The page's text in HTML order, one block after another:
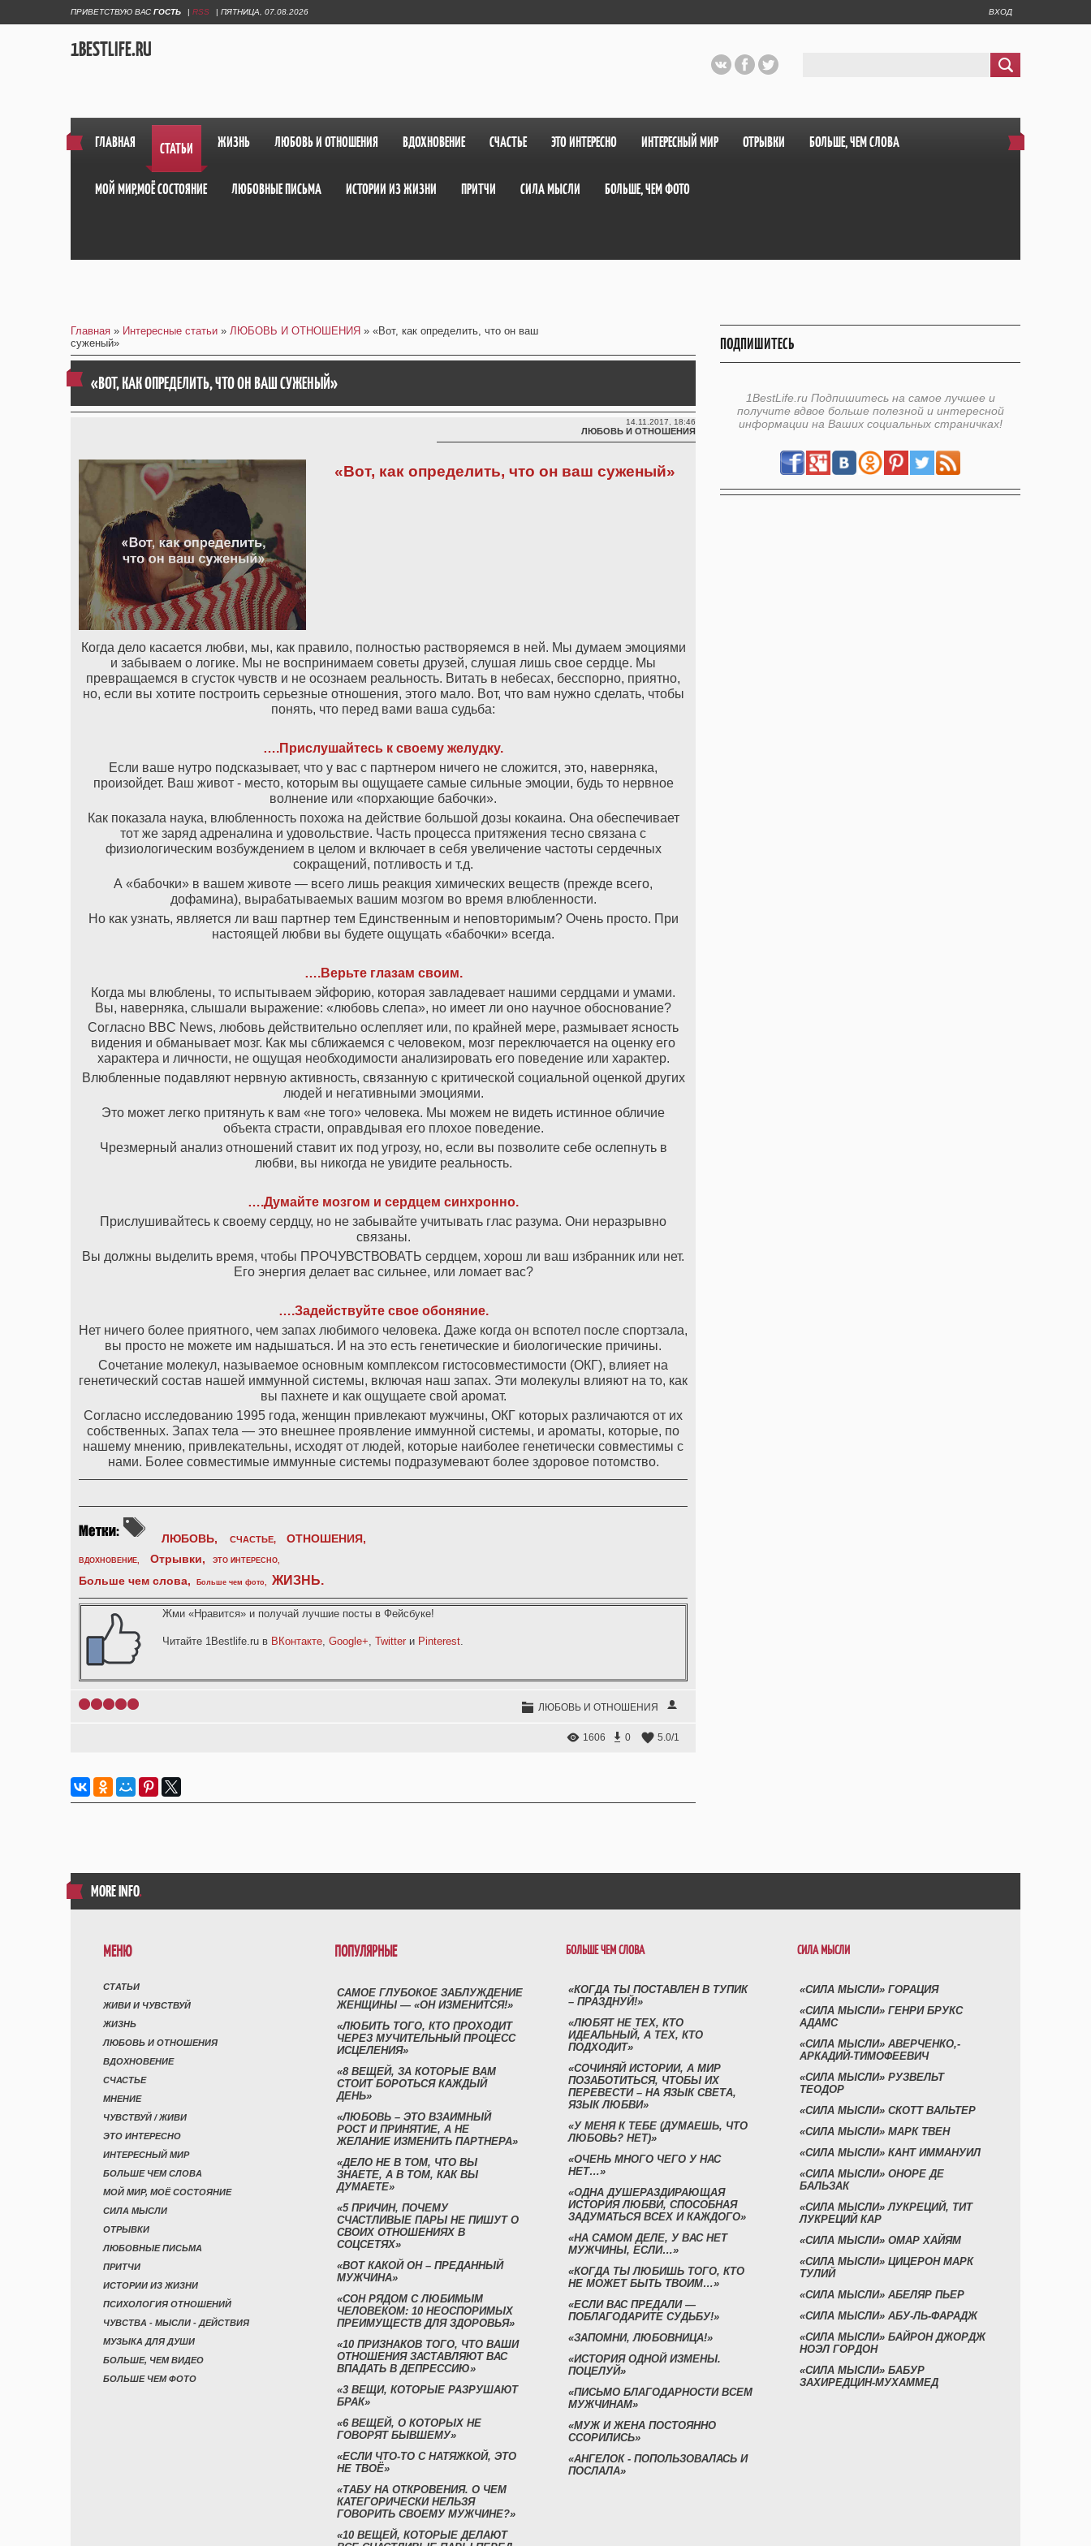
ПРИВЕТСТВУЮ ВАС ГОСТЬ | RSS | ПЯТНИЦА, 07.08.2026 ВХОД
1BESTLIFE.RU
ГЛАВНАЯ СТАТЬИ ЖИЗНЬ ЛЮБОВЬ И ОТНОШЕНИЯ ВДОХНОВЕНИЕ СЧАСТЬЕ ЭТО ИНТЕРЕСНО ИНТЕРЕСНЫЙ МИР ОТРЫВКИ БОЛЬШЕ, ЧЕМ СЛОВА
МОЙ МИР,МОЁ СОСТОЯНИЕ ЛЮБОВНЫЕ ПИСЬМА ИСТОРИИ ИЗ ЖИЗНИ ПРИТЧИ СИЛА МЫСЛИ БОЛЬШЕ, ЧЕМ ФОТО
Главная » Интересные статьи » ЛЮБОВЬ И ОТНОШЕНИЯ » «Вот, как определить, что он ваш
суженый»
«ВОТ, КАК ОПРЕДЕЛИТЬ, ЧТО ОН ВАШ СУЖЕНЫЙ»
14.11.2017, 18:46
ЛЮБОВЬ И ОТНОШЕНИЯ
«Вот, как определить, что он ваш суженый»
Когда дело касается любви, мы, как правило, полностью растворяемся в ней. Мы думаем эмоциями
и забываем о логике. Мы не воспринимаем советы друзей, слушая лишь свое сердце. Мы
превращаемся в сгусток чувств и не осознаем реальность. Витать в небесах, бесспорно, приятно,
но, если вы хотите построить серьезные отношения, этого мало. Вот, что вам нужно сделать, чтобы
понять, что перед вами ваша судьба:
….Прислушайтесь к своему желудку.
Если ваше нутро подсказывает, что у вас с партнером ничего не сложится, это, наверняка,
произойдет. Ваш живот - место, которым вы ощущаете самые сильные эмоции, будь то нервное
волнение или «порхающие бабочки».
Как показала наука, влюбленность похожа на действие большой дозы кокаина. Она обеспечивает
тот же заряд адреналина и удовольствие. Часть процесса притяжения тесно связана с
физиологическим возбуждением в целом и включает в себя увеличение частоты сердечных
сокращений, потливость и т.д.
А «бабочки» в вашем животе — всего лишь реакция химических веществ (прежде всего,
дофамина), вырабатываемых вашим мозгом во время влюбленности.
Но как узнать, является ли ваш партнер тем Единственным и неповторимым? Очень просто. При
настоящей любви вы будете ощущать «бабочки» всегда.
….Верьте глазам своим.
Когда мы влюблены, то испытываем эйфорию, которая завладевает нашими сердцами и умами.
Вы, наверняка, слышали выражение: «любовь слепа», но имеет ли оно научное обоснование?
Согласно BBC News, любовь действительно ослепляет или, по крайней мере, размывает ясность
видения и обманывает мозг. Как мы сближаемся с человеком, мозг переключается на оценку его
характера и личности, не ощущая необходимости анализировать его поведение или характер.
Влюбленные подавляют нервную активность, связанную с критической социальной оценкой других
людей и негативными эмоциями.
Это может легко притянуть к вам «не того» человека. Мы можем не видеть истинное обличие
объекта страсти, оправдывая его плохое поведение.
Чрезмерный анализ отношений ставит их под угрозу, но, если вы позволите себе ослепнуть в
любви, вы никогда не увидите реальность.
….Думайте мозгом и сердцем синхронно.
Прислушивайтесь к своему сердцу, но не забывайте учитывать глас разума. Они неразрывно
связаны.
Вы должны выделить время, чтобы ПРОЧУВСТВОВАТЬ сердцем, хорош ли ваш избранник или нет.
Его энергия делает вас сильнее, или ломает вас?
….Задействуйте свое обоняние.
Нет ничего более приятного, чем запах любимого человека. Даже когда он вспотел после спортзала,
вы просто не можете им надышаться. И на это есть генетические и биологические причины.
Сочетание молекул, называемое основным комплексом гистосовместимости (ОКГ), влияет на
генетический состав нашей иммунной системы, включая наш запах. Эти молекулы влияют на то, как
вы пахнете и как ощущаете свой аромат.
Согласно исследованию 1995 года, женщин привлекают мужчины, ОКГ которых различаются от их
собственных. Запах тела — это внешнее проявление иммунной системы, и ароматы, которые, по
нашему мнению, привлекательны, исходят от людей, которые наиболее генетически совместимы с
нами. Более совместимые иммунные системы подразумевают более здоровое потомство.
ЛЮБОВЬ, СЧАСТЬЕ, ОТНОШЕНИЯ,
ВДОХНОВЕНИЕ, Отрывки, ЭТО ИНТЕРЕСНО,
Больше чем слова, Больше чем фото, ЖИЗНЬ.
Жми «Нравится» и получай лучшие посты в Фейсбуке!
Читайте 1Bestlife.ru в ВКонтакте, Google+, Twitter и Pinterest.
1 2 3 4 ЛЮБОВЬ И ОТНОШЕНИЯ
1606 0 5.0/1
ПОДПИШИТЕСЬ
1BestLife.ru Подпишитесь на самое лучшее и
получите вдвое больше полезной и интересной
информации на Ваших социальных страничках!
MORE INFO.
МЕНЮ
СТАТЬИ
ЖИВИ И ЧУВСТВУЙ
ЖИЗНЬ
ЛЮБОВЬ И ОТНОШЕНИЯ
ВДОХНОВЕНИЕ
СЧАСТЬЕ
МНЕНИЕ
ЧУВСТВУЙ / ЖИВИ
ЭТО ИНТЕРЕСНО
ИНТЕРЕСНЫЙ МИР
БОЛЬШЕ ЧЕМ СЛОВА
МОЙ МИР, МОЁ СОСТОЯНИЕ
СИЛА МЫСЛИ
ОТРЫВКИ
ЛЮБОВНЫЕ ПИСЬМА
ПРИТЧИ
ИСТОРИИ ИЗ ЖИЗНИ
ПСИХОЛОГИЯ ОТНОШЕНИЙ
ЧУВСТВА - МЫСЛИ - ДЕЙСТВИЯ
МУЗЫКА ДЛЯ ДУШИ
БОЛЬШЕ, ЧЕМ ВИДЕО
БОЛЬШЕ ЧЕМ ФОТО
ПОПУЛЯРНЫЕ
САМОЕ ГЛУБОКОЕ ЗАБЛУЖДЕНИЕ
ЖЕНЩИНЫ — «ОН ИЗМЕНИТСЯ!»
«ЛЮБИТЬ ТОГО, КТО ПРОХОДИТ
ЧЕРЕЗ МУЧИТЕЛЬНЫЙ ПРОЦЕСС
ИСЦЕЛЕНИЯ»
«8 ВЕЩЕЙ, ЗА КОТОРЫЕ ВАМ
СТОИТ БОРОТЬСЯ КАЖДЫЙ
ДЕНЬ»
«ЛЮБОВЬ – ЭТО ВЗАИМНЫЙ
РОСТ И ПРИНЯТИЕ, А НЕ
ЖЕЛАНИЕ ИЗМЕНИТЬ ПАРТНЕРА»
«ДЕЛО НЕ В ТОМ, ЧТО ВЫ
ЗНАЕТЕ, А В ТОМ, КАК ВЫ
ДУМАЕТЕ»
«5 ПРИЧИН, ПОЧЕМУ
СЧАСТЛИВЫЕ ПАРЫ НЕ ПИШУТ О
СВОИХ ОТНОШЕНИЯХ В
СОЦСЕТЯХ»
«ВОТ КАКОЙ ОН – ПРЕДАННЫЙ
МУЖЧИНА»
«СОН РЯДОМ С ЛЮБИМЫМ
ЧЕЛОВЕКОМ: 10 НЕОСПОРИМЫХ
ПРЕИМУЩЕСТВ ДЛЯ ЗДОРОВЬЯ»
«10 ПРИЗНАКОВ ТОГО, ЧТО ВАШИ
ОТНОШЕНИЯ ЗАСТАВЛЯЮТ ВАС
ВПАДАТЬ В ДЕПРЕССИЮ»
«3 ВЕЩИ, КОТОРЫЕ РАЗРУШАЮТ
БРАК»
«6 ВЕЩЕЙ, О КОТОРЫХ НЕ
ГОВОРЯТ БЫВШЕМУ»
«ЕСЛИ ЧТО-ТО С НАТЯЖКОЙ, ЭТО
НЕ ТВОЁ»
«ТАБУ НА ОТКРОВЕНИЯ. О ЧЕМ
КАТЕГОРИЧЕСКИ НЕЛЬЗЯ
ГОВОРИТЬ СВОЕМУ МУЖЧИНЕ?»
«10 ВЕЩЕЙ, КОТОРЫЕ ДЕЛАЮТ
БОЛЬШЕ ЧЕМ СЛОВА
«КОГДА ТЫ ПОСТАВЛЕН В ТУПИК
– ПРАЗДНУЙ!»
«ЛЮБЯТ НЕ ТЕХ, КТО
ИДЕАЛЬНЫЙ, А ТЕХ, КТО
ПОДХОДИТ»
«СОЧИНЯЙ ИСТОРИИ, А МИР
ПОЗАБОТИТЬСЯ, ЧТОБЫ ИХ
ПЕРЕВЕСТИ – НА ЯЗЫК СВЕТА,
ЯЗЫК ЛЮБВИ»
«У МЕНЯ К ТЕБЕ (ДУМАЕШЬ, ЧТО
ЛЮБОВЬ? НЕТ)»
«ОЧЕНЬ МНОГО ЧЕГО У НАС
НЕТ…»
«ОДНА ДУШЕРАЗДИРАЮЩАЯ
ИСТОРИЯ ЛЮБВИ, СПОСОБНАЯ
ЗАДУМАТЬСЯ ВСЕХ И КАЖДОГО»
«НА САМОМ ДЕЛЕ, У ВАС НЕТ
МУЖЧИНЫ, ЕСЛИ…»
«КОГДА ТЫ ЛЮБИШЬ ТОГО, КТО
НЕ МОЖЕТ БЫТЬ ТВОИМ…»
«ЕСЛИ ВАС ПРЕДАЛИ —
ПОБЛАГОДАРИТЕ СУДЬБУ!»
«ЗАПОМНИ, ЛЮБОВНИЦА!»
«ИСТОРИЯ ОДНОЙ ИЗМЕНЫ.
ПОЦЕЛУЙ»
«ПИСЬМО БЛАГОДАРНОСТИ ВСЕМ
МУЖЧИНАМ»
«МУЖ И ЖЕНА ПОСТОЯННО
ССОРИЛИСЬ»
«АНГЕЛОК - ПОПОЛЬЗОВАЛАСЬ И
ПОСЛАЛА»
СИЛА МЫСЛИ
«СИЛА МЫСЛИ» ГОРАЦИЯ
«СИЛА МЫСЛИ» ГЕНРИ БРУКС
АДАМС
«СИЛА МЫСЛИ» АВЕРЧЕНКО,-
АРКАДИЙ-ТИМОФЕЕВИЧ
«СИЛА МЫСЛИ» РУЗВЕЛЬТ
ТЕОДОР
«СИЛА МЫСЛИ» СКОТТ ВАЛЬТЕР
«СИЛА МЫСЛИ» МАРК ТВЕН
«СИЛА МЫСЛИ» КАНТ ИММАНУИЛ
«СИЛА МЫСЛИ» ОНОРЕ ДЕ
БАЛЬЗАК
«СИЛА МЫСЛИ» ЛУКРЕЦИЙ, ТИТ
ЛУКРЕЦИЙ КАР
«СИЛА МЫСЛИ» ОМАР ХАЙЯМ
«СИЛА МЫСЛИ» ЦИЦЕРОН МАРК
ТУЛИЙ
«СИЛА МЫСЛИ» АБЕЛЯР ПЬЕР
«СИЛА МЫСЛИ» АБУ-ЛЬ-ФАРАДЖ
«СИЛА МЫСЛИ» БАЙРОН ДЖОРДЖ
НОЭЛ ГОРДОН
«СИЛА МЫСЛИ» БАБУР
ЗАХИРЕДЦИН-МУХАММЕД